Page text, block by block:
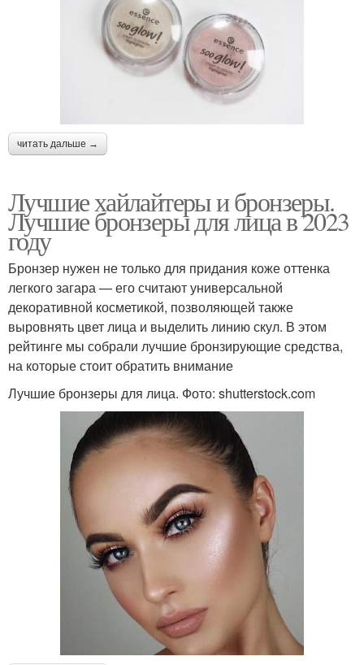
читать дальше →
Лучшие хайлайтеры и бронзеры.
Лучшие бронзеры для лица в 2023
году
Бронзер нужен не только для придания коже оттенка
легкого загара — его считают универсальной
декоративной косметикой, позволяющей также
выровнять цвет лица и выделить линию скул. В этом
рейтинге мы собрали лучшие бронзирующие средства,
на которые стоит обратить внимание
Лучшие бронзеры для лица. Фото: shutterstock.com